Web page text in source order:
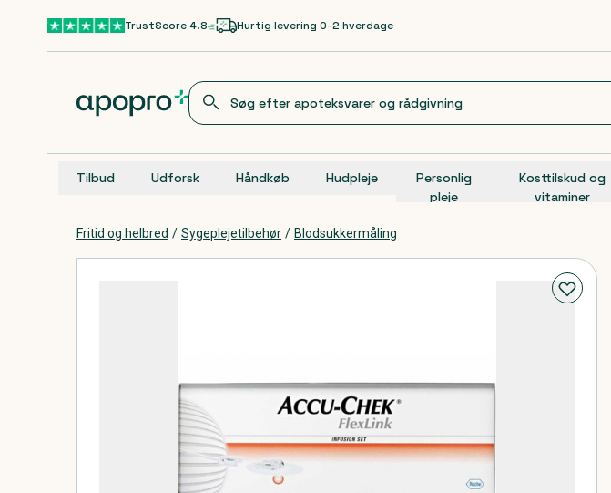
Gå til hovedindholdTrustScore 4.8 Hurtig levering 0-2 hverdage
Tilbud Udforsk Håndkøb Hudpleje
Personlig
pleje
Kosttilskud og
vitaminer
Fritid og helbred / Sygeplejetilbehør / Blodsukkermåling